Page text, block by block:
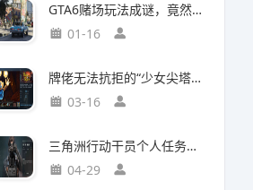
GTA6赌场玩法成谜，竟然面临全球50国封禁风险
01-16
牌佬无法抗拒的“少女尖塔”竟然是个搜打撤？
03-16
三角洲行动干员个人任务一览及完成建议【无名篇】
04-29